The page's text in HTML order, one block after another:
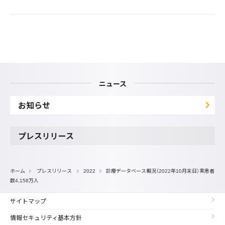
ニュース
お知らせ
プレスリリース
ホーム プレスリリース 2022
診療データベース概況（2022年10月末日）実患者
数4,158万人
サイトマップ
情報セキュリティ基本方針